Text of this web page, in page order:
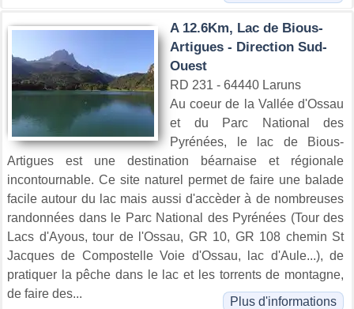
A 12.6Km, Lac de Bious-
Artigues - Direction Sud-
Ouest
RD 231 - 64440 Laruns
Au coeur de la Vallée d'Ossau
et du Parc National des
Pyrénées, le lac de Bious-
Artigues est une destination béarnaise et régionale
incontournable. Ce site naturel permet de faire une balade
facile autour du lac mais aussi d'accèder à de nombreuses
randonnées dans le Parc National des Pyrénées (Tour des
Lacs d'Ayous, tour de l'Ossau, GR 10, GR 108 chemin St
Jacques de Compostelle Voie d'Ossau, lac d'Aule...), de
pratiquer la pêche dans le lac et les torrents de montagne,
de faire des...
Plus d'informations